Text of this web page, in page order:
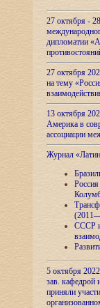
27 октября -
дипломатии
27 октября
на тему
13 октября
Америка в
ассоциации
Журнал
СССР и
5 октября
зав.
приняли